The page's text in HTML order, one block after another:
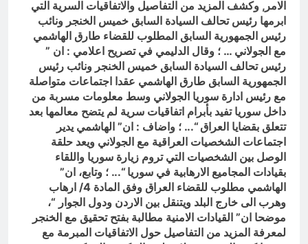
الامر, وكشف المزيد من التفاصيل والاتفاقيات السرية التي
ابرمها رئيس تحالف السيادة السابق خميس الخنجر ونائب
رئيس الجمهورية السابق المطلوب للقضاء طارق الهاشمي
مع الجولاني … ؛ وقال الدليمي في تصريح اعلامي : ان ”
رئيس تحالف السيادة السابق خميس الخنجر ونائب رئيس
الجمهورية السابق طارق الهاشمي عقدا اجتماعات متواصلة
مع رئيس ادارة سوريا الجولاني وسط معلومات مسربة من
داخل سوريا تفيد بأبرام اتفاقيات سرية لم يتضح معالمها بعد
تتعلق بقضايا العراق “... ؛ واضاف : ان” الهاشمي يدير
اجتماعات الشخصيات العراقية مع الجولاني ويعد حلقة
الوصل بين الشخصيات التي تروم زيارة سوريا واللقاء
بقيادات المجاميع الارهابية في سوريا “... ؛ وتابع، ان”
الهاشمي مطلوب للقضاء العراق وفق المادة 4/ ارهاب
وهرب الى خارج البلد ويتنقل بين الاردن ودول الجوار “،
موضحا ان” القيادات الامنية مطالبة بفتح تحقيق مع الخنجر
لمعرفة المزيد من التفاصيل حول الاتفاقيات المبرمة مع